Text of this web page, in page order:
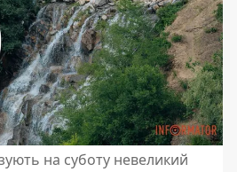
на суботу невеликий